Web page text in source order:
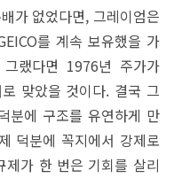
가 없었다면, 그레이엄은
를 계속 보유했을 가
랬다면 1976년 주가가
맞았을 것이다. 결국 그
분에 구조를 유연하게 만
덕분에 꼭지에서 강제로
제가 한 번은 기회를 살리